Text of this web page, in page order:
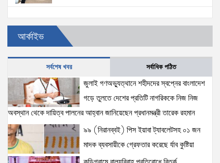
এসএসসি ও সমমানের পরীক্ষার ফলাফল প্রকাশ:১১টি শিক্ষা বোর্ডে
গড় পাসের হার ৬২ দশমিক ২৫ শতাংশ
13 views|posted on August 10, 2026
স্বরাষ্ট্রমন্ত্রী সালাহউদ্দিন আহমদ এর সঙ্গে ভারতীয়
হাইকমিশনারের সৌজন্য সাক্ষাৎ
12 views |posted on August 10, 2026
উত্তরা এলাকায় কর্মচারীকে কুপিয়ে ডিএল পেট্রোল পাম্পের ১
কোটি ২১ লাখ ২৫ হাজার টাকা ছিনতাই
9 views| posted on August 10, 2026
আর্কাইভ
সর্বশেষ খবর সর্বাধিক পঠিত
জুলাই গণঅভ্যুত্থানে শহীদদের স্বপ্নের বাংলাদেশ
গড়ে তুলতে দেশের প্রতিটি নাগরিককে নিজ নিজ
অবস্থান থেকে দায়িত্ব পালনের আহ্বান জানিয়েছেন প্রধানমন্ত্রী তারেক রহমান
৯৯ (নিরানব্বই) পিস ইয়াবা ট্যাবলেটসহ ০১ জন
মাদক ব্যবসায়ীকে গ্রেফতার করেছে র্যাব কুষ্টিয়া